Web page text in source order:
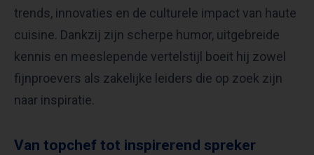
trends, innovaties en de culturele impact van haute
cuisine. Dankzij zijn scherpe humor, uitgebreide
kennis en meeslepende vertelstijl boeit hij zowel
fijnproevers als zakelijke leiders die op zoek zijn
naar inspiratie.
Van topchef tot inspirerend spreker